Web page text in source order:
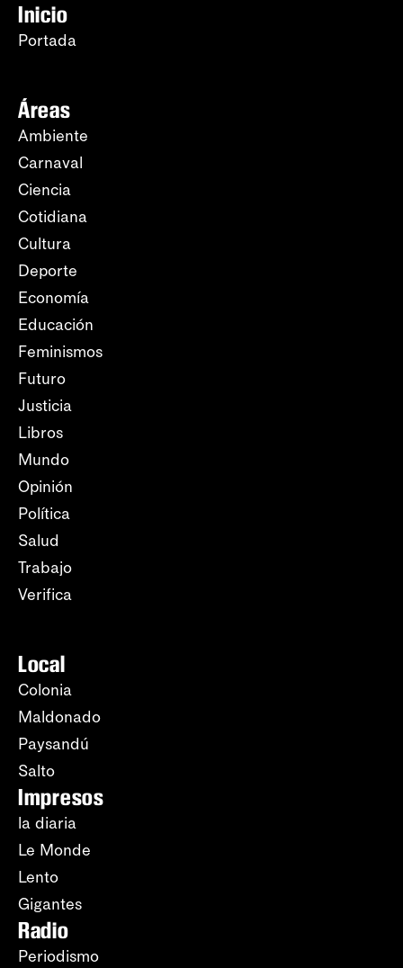
Inicio
Portada
Áreas
Ambiente
Carnaval
Ciencia
Cotidiana
Cultura
Deporte
Economía
Educación
Feminismos
Futuro
Justicia
Libros
Mundo
Opinión
Política
Salud
Trabajo
Verifica
Local
Colonia
Maldonado
Paysandú
Salto
Impresos
la diaria
Le Monde
Lento
Gigantes
Radio
Periodismo